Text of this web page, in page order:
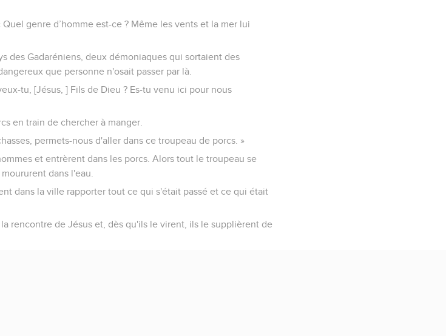
genre d’homme est-ce ? Même les vents et la mer lui
des Gadaréniens, deux démoniaques qui sortaient des
que personne n'osait passer par là.
tu, [Jésus, ] Fils de Dieu ? Es-tu venu ici pour nous
en train de chercher à manger.
permets-nous d'aller dans ce troupeau de porcs. »
et entrèrent dans les porcs. Alors tout le troupeau se
dans l'eau.
dans la ville rapporter tout ce qui s'était passé et ce qui était
rencontre de Jésus et, dès qu'ils le virent, ils le supplièrent de